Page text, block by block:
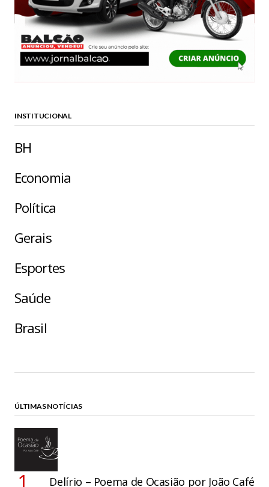
INSTITUCIONAL
BH
Economia
Política
Gerais
Esportes
Saúde
Brasil
ÚLTIMAS NOTÍCIAS
Delírio – Poema de Ocasião por João Café